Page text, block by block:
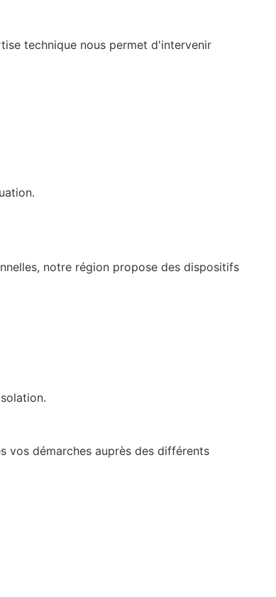
technique nous permet d'intervenir
notre région propose des dispositifs
vos démarches auprès des différents